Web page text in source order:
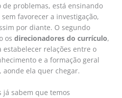
de problemas, está ensinando
favorecer a investigação,
por diante. O segundo
osdirecionadores do currículo,
relações entre o
e a formação geral
ela quer chegar.
já sabem que temos